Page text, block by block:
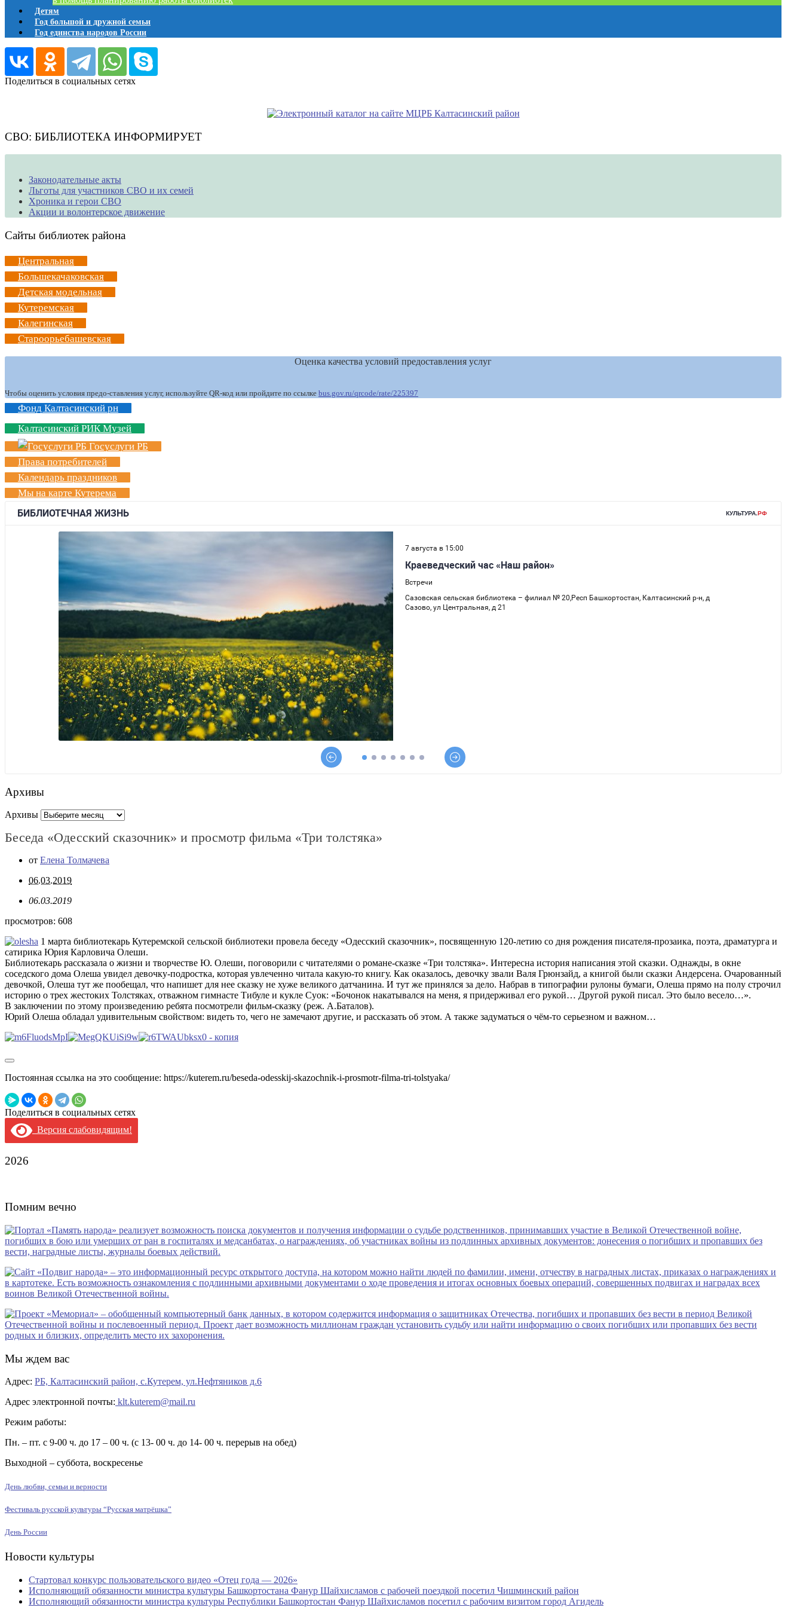
Детям
Год большой и дружной семьи
Год единства народов России
Поделиться в социальных сетях
СВО: БИБЛИОТЕКА ИНФОРМИРУЕТ
Законодательные акты
Льготы для участников СВО и их семей
Хроника и герои СВО
Акции и волонтерское движение
Сайты библиотек района
Центральная
Большекачаковская
Детская модельная
Кутеремская
Калегинская
Староорьебашевская
Оценка качества условий предоставления услуг
Чтобы оценить условия предо-ставления услуг, используйте QR-код или пройдите по ссылке bus.gov.ru/qrcode/rate/225397
Фонд Калтасинский рн
Калтасинский РИК Музей
Госуслуги РБ
Права потребителей
Календарь праздников
Мы на карте Кутерема
Архивы
Архивы
Беседа «Одесский сказочник» и просмотр фильма «Три толстяка»
от Елена Толмачева
06.03.2019
06.03.2019
просмотров: 608
1 марта библиотекарь Кутеремской сельской библиотеки провела беседу «Одесский сказочник», посвященную 120-летию со дня рождения писателя-прозаика, поэта, драматурга и
сатирика Юрия Карловича Олеши.
Библиотекарь рассказала о жизни и творчестве Ю. Олеши, поговорили с читателями о романе-сказке «Три толстяка». Интересна история написания этой сказки. Однажды, в окне
соседского дома Олеша увидел девочку-подростка, которая увлеченно читала какую-то книгу. Как оказалось, девочку звали Валя Грюнзайд, а книгой были сказки Андерсена. Очарованный
девочкой, Олеша тут же пообещал, что напишет для нее сказку не хуже великого датчанина. И тут же принялся за дело. Набрав в типографии рулоны бумаги, Олеша прямо на полу строчил
историю о трех жестоких Толстяках, отважном гимнасте Тибуле и кукле Суок: «Бочонок накатывался на меня, я придерживал его рукой… Другой рукой писал. Это было весело…».
В заключении по этому произведению ребята посмотрели фильм-сказку (реж. А.Баталов).
Юрий Олеша обладал удивительным свойством: видеть то, чего не замечают другие, и рассказать об этом. А также задуматься о чём-то серьезном и важном…
Постоянная ссылка на это сообщение: https://kuterem.ru/beseda-odesskij-skazochnik-i-prosmotr-filma-tri-tolstyaka/
Поделиться в социальных сетях
Версия слабовидящим!
2026
Помним вечно
Мы ждем вас
Адрес: РБ, Калтасинский район, с.Кутерем, ул.Нефтяников д.6
Адрес электронной почты: klt.kuterem@mail.ru
Режим работы:
Пн. – пт. с 9-00 ч. до 17 – 00 ч. (с 13- 00 ч. до 14- 00 ч. перерыв на обед)
Выходной – суббота, воскресенье
День любви, семьи и верности
Фестиваль русской культуры “Русская матрёшка”
День России
Новости культуры
Стартовал конкурс пользовательского видео «Отец года — 2026»
Исполняющий обязанности министра культуры Башкортостана Фанур Шайхисламов с рабочей поездкой посетил Чишминский район
Исполняющий обязанности министра культуры Республики Башкортостан Фанур Шайхисламов посетил с рабочим визитом город Агидель